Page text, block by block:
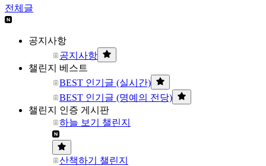
전체글
공지사항
공지사항
챌린지 베스트
BEST 인기글 (실시간)
BEST 인기글 (명예의 전당)
챌린지 인증 게시판
하늘 보기 챌린지
산책하기 챌린지